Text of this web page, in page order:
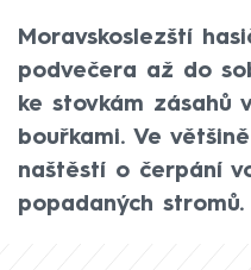
Moravskoslezští
podvečera až do
ke stovkám zásahů
bouřkami. Ve
naštěstí o čerpání
popadaných stromů.